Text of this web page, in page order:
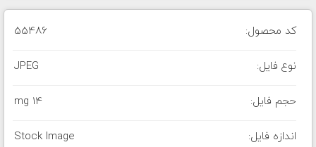
کد محصول: 55486
نوع فایل: JPEG
حجم فایل: 14 mg
اندازه فایل: Stock Image